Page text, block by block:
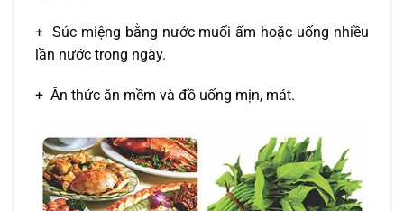
+ Súc miệng bằng nước muối ấm hoặc uống nhiều
lần nước trong ngày.
+ Ăn thức ăn mềm và đồ uống mịn, mát.